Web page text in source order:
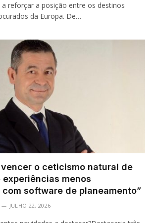
reforçar a posição entre os destinos
da Europa. De…
o ceticismo natural de
menos
software de planeamento”
JULHO 22, 2026